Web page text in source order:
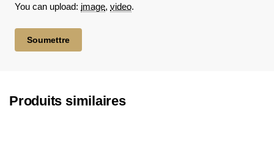
You can upload: image, video.
Produits similaires